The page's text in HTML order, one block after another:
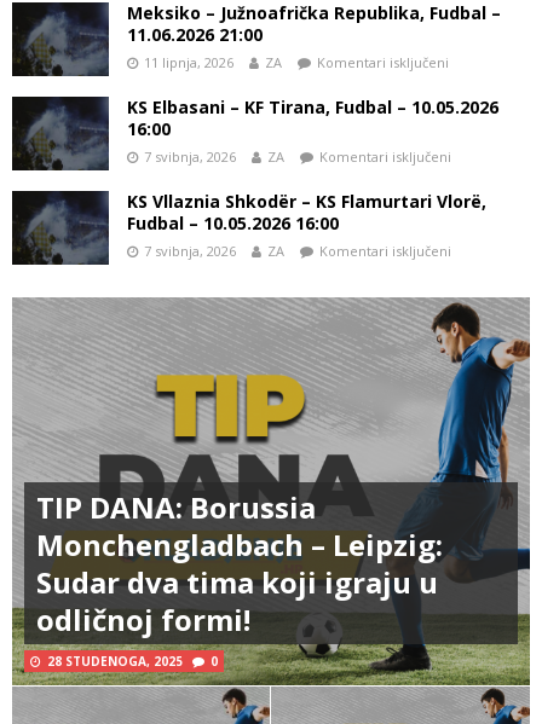
Meksiko – Južnoafrička Republika, Fudbal –
11.06.2026 21:00
11 lipnja, 2026 ZA Komentari isključeni
KS Elbasani – KF Tirana, Fudbal – 10.05.2026
16:00
7 svibnja, 2026 ZA Komentari isključeni
KS Vllaznia Shkodër – KS Flamurtari Vlorë,
Fudbal – 10.05.2026 16:00
7 svibnja, 2026 ZA Komentari isključeni
TIP DANA: Borussia
Monchengladbach – Leipzig:
Sudar dva tima koji igraju u
odličnoj formi!
28 STUDENOGA, 2025 0